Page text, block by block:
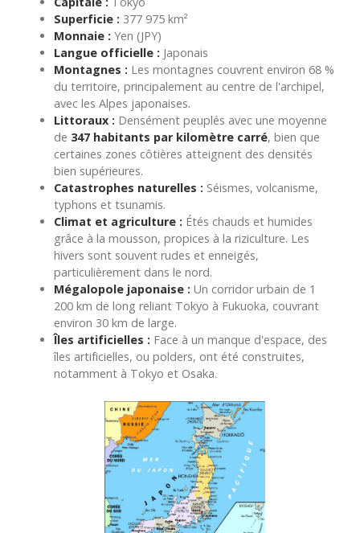
Superficie : 377 975 km²
Monnaie : Yen (JPY)
Langue officielle : Japonais
Montagnes : Les montagnes couvrent environ 68 %
du territoire, principalement au centre de l'archipel,
avec les Alpes japonaises.
Littoraux : Densément peuplés avec une moyenne
de 347 habitants par kilomètre carré, bien que
certaines zones côtières atteignent des densités
bien supérieures.
Catastrophes naturelles : Séismes, volcanisme,
typhons et tsunamis.
Climat et agriculture : Étés chauds et humides
grâce à la mousson, propices à la riziculture. Les
hivers sont souvent rudes et enneigés,
particulièrement dans le nord.
Mégalopole japonaise : Un corridor urbain de 1
200 km de long reliant Tokyo à Fukuoka, couvrant
environ 30 km de large.
Îles artificielles : Face à un manque d'espace, des
îles artificielles, ou polders, ont été construites,
notamment à Tokyo et Osaka.